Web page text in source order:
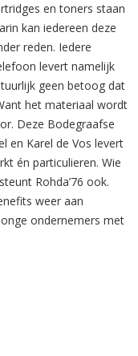
en toners staan
kan iedereen deze
reden. Iedere
levert namelijk
geen betoog dat
het materiaal wordt
Deze Bodegraafse
en Karel de Vos levert
én particulieren. Wie
Rohda’76 ook.
weer aan
ondernemers met